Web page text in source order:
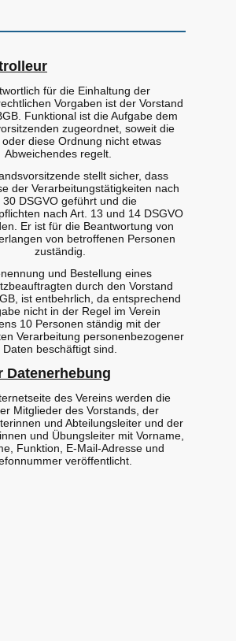
für die Einhaltung der
Vorgaben ist der Vorstand
Funktional ist die Aufgabe dem
zugeordnet, soweit die
diese Ordnung nicht etwas
Abweichendes regelt.
stellt sicher, dass
der Verarbeitungstätigkeiten nach
30 DSGVO geführt und die
nach Art. 13 und 14 DSGVO
Er ist für die Beantwortung von
von betroffenen Personen
zuständig.
und Bestellung eines
durch den Vorstand
ist entbehrlich, da entsprechend
nicht in der Regel im Verein
10 Personen ständig mit der
Verarbeitung personenbezogener
Daten beschäftigt sind.
Datenerhebung
des Vereins werden die
Mitglieder des Vorstands, der
und Abteilungsleiter und der
und Übungsleiter mit Vorname,
Funktion, E-Mail-Adresse und
veröffentlicht.